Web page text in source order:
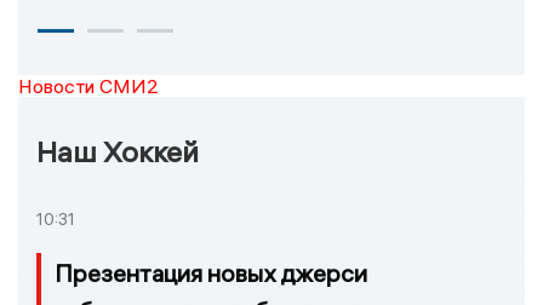
Новости СМИ2
Наш Хоккей
10:31
Презентация новых джерси